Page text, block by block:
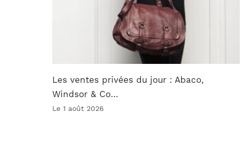
Les ventes privées du jour : Abaco,
Windsor & Co…
Le 1 août 2026